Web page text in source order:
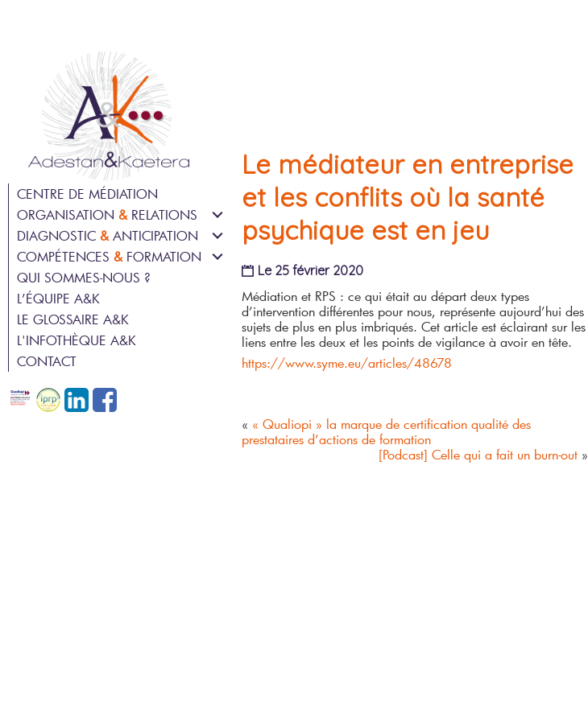
CENTRE DE MÉDIATION
ORGANISATION & RELATIONS
MÉDIATION EN ENTREPRISE
ACCOMPAGNEMENT DU
CHANGEMENT
COHÉSION D’ÉQUIPE
RÉGULATION DES CONFLITS
QUALITÉ DE VIE ET DES
CONDITIONS DE TRAVAIL
DIAGNOSTIC & ANTICIPATION
PRÉVENTION DES RISQUES
PSYCHOSOCIAUX
GPEC – GESTION PRÉVISIONNELLE
DES EMPLOIS ET DES
COMPÉTENCES
DIAGNOSTIC RH ET
ORGANISATIONNEL ORIENTÉ
ÉVALUATION DES RISQUES EN
ENTREPRISE
COMPÉTENCES & FORMATION
BILAN DE COMPÉTENCES
FORMATION
COACHING INDIVIDUEL OU
COLLECTIF EN ENTREPRISE
TRANSITIONS PROFESSIONNELLES
RECRUTEMENT ET INTÉGRATION
QUI SOMMES-NOUS ?
L’ÉQUIPE A&K
LE GLOSSAIRE A&K
L'INFOTHÈQUE A&K
CONTACT
Le médiateur en entreprise
et les conflits où la santé
psychique est en jeu
Le 25 février 2020
Médiation et RPS : ce qui était au départ deux types
d’intervention différentes pour nous, représente aujourd’hui des
sujets de plus en plus imbriqués. Cet article est éclairant sur les
liens entre les deux et les points de vigilance à avoir en tête.
https://www.syme.eu/articles/48678
« « Qualiopi » la marque de certification qualité des
prestataires d’actions de formation
[Podcast] Celle qui a fait un burn-out »